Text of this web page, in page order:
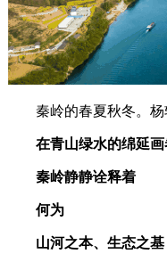
秦岭的春夏秋冬。
在青山绿水的绵延画
秦岭静静诠释着
何为
山河之本、生态之基